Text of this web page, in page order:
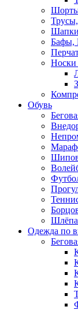
Бафы,
Носки
Обувь
Одежда по